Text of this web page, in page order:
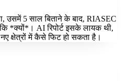
उसमें 5 साल बिताने के बाद, RIASEC
*क्यों*। AI रिपोर्ट इसके लायक थी,
नए क्षेत्रों में कैसे फिट हो सकता है।